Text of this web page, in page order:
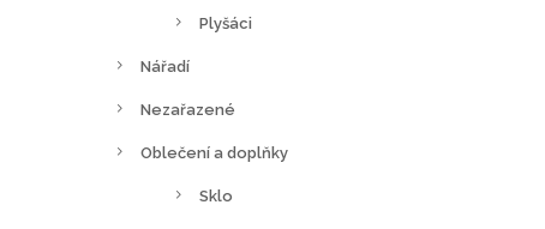
Plyšáci
Nářadí
Nezařazené
Oblečení a doplňky
Sklo